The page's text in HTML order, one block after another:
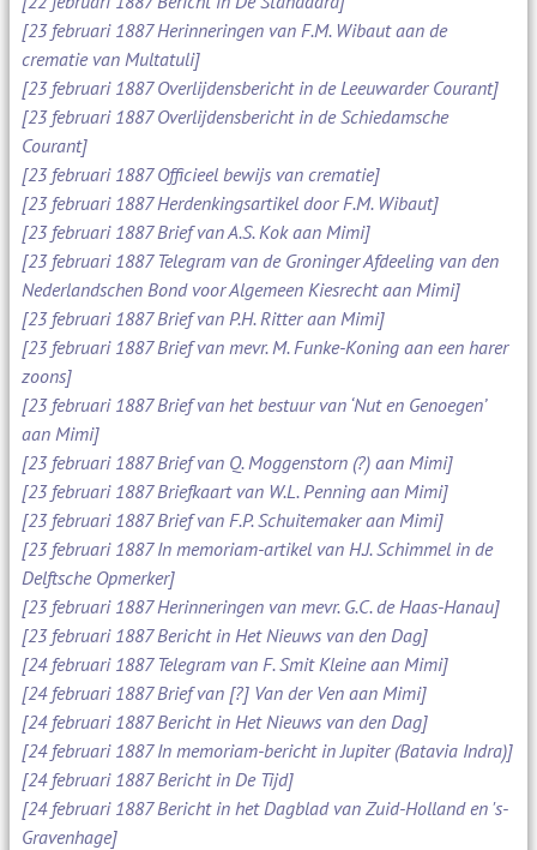
[23 februari 1887 Herinneringen van F.M. Wibaut aan de
crematie van Multatuli]
[23 februari 1887 Overlijdensbericht in de Leeuwarder Courant]
[23 februari 1887 Overlijdensbericht in de Schiedamsche
Courant]
[23 februari 1887 Officieel bewijs van crematie]
[23 februari 1887 Herdenkingsartikel door F.M. Wibaut]
[23 februari 1887 Brief van A.S. Kok aan Mimi]
[23 februari 1887 Telegram van de Groninger Afdeeling van den
Nederlandschen Bond voor Algemeen Kiesrecht aan Mimi]
[23 februari 1887 Brief van P.H. Ritter aan Mimi]
[23 februari 1887 Brief van mevr. M. Funke-Koning aan een harer
zoons]
[23 februari 1887 Brief van het bestuur van ‘Nut en Genoegen’
aan Mimi]
[23 februari 1887 Brief van Q. Moggenstorn (?) aan Mimi]
[23 februari 1887 Briefkaart van W.L. Penning aan Mimi]
[23 februari 1887 Brief van F.P. Schuitemaker aan Mimi]
[23 februari 1887 In memoriam-artikel van H.J. Schimmel in de
Delftsche Opmerker]
[23 februari 1887 Herinneringen van mevr. G.C. de Haas-Hanau]
[23 februari 1887 Bericht in Het Nieuws van den Dag]
[24 februari 1887 Telegram van F. Smit Kleine aan Mimi]
[24 februari 1887 Brief van [?] Van der Ven aan Mimi]
[24 februari 1887 Bericht in Het Nieuws van den Dag]
[24 februari 1887 In memoriam-bericht in Jupiter (Batavia Indra)]
[24 februari 1887 Bericht in De Tijd]
[24 februari 1887 Bericht in het Dagblad van Zuid-Holland en 's-
Gravenhage]